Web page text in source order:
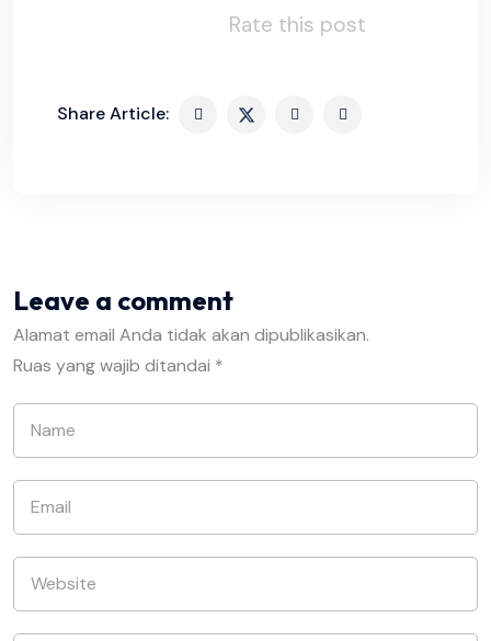
Rate this post
Share Article:
Leave a comment
Alamat email Anda tidak akan dipublikasikan.
Ruas yang wajib ditandai *